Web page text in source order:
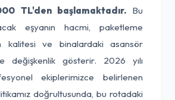
TL'den başlamaktadır. Bu
eşyanın hacmi, paketleme
kalitesi ve binalardaki asansör
değişkenlik gösterir. 2026 yılı
ekiplerimizce belirlenen
doğrultusunda, bu rotadaki